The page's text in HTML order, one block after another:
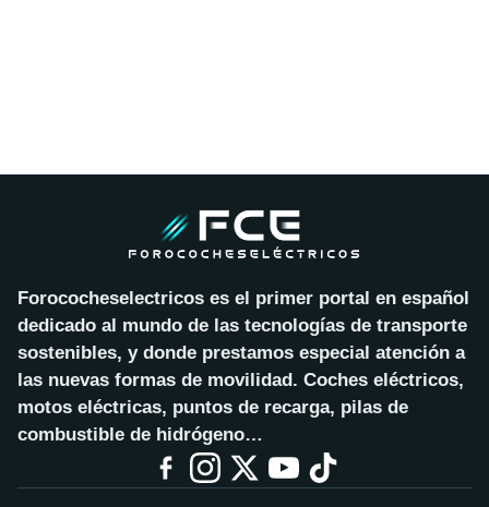
Forococheselectricos es el primer portal en español
dedicado al mundo de las tecnologías de transporte
sostenibles, y donde prestamos especial atención a
las nuevas formas de movilidad. Coches eléctricos,
motos eléctricas, puntos de recarga, pilas de
combustible de hidrógeno…